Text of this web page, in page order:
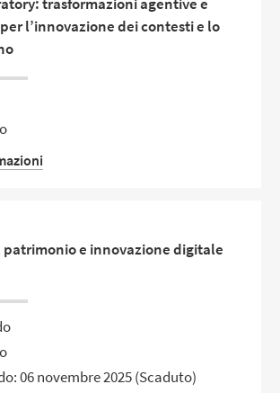
l’innovazione dei contesti e lo
patrimonio e innovazione digitale
06 novembre 2025(Scaduto)